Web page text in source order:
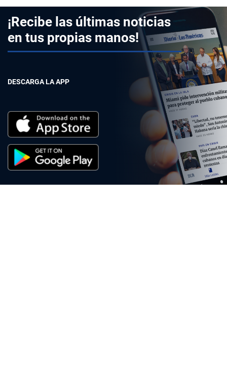
¡Recibe las últimas noticias
en tus propias manos!
DESCARGA LA APP